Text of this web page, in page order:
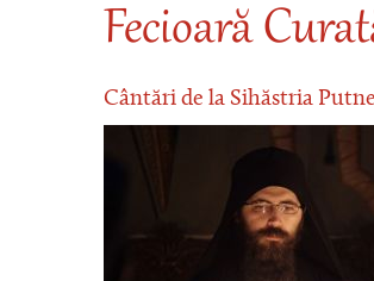
Fecioară
Cântări de la Sihăstria